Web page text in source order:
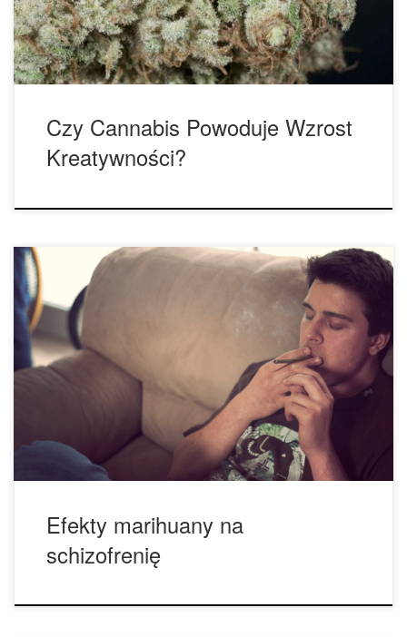
zdaniem ma miejsce, a co faktycznie się dzieje, nie do […]
Czy Cannabis Powoduje Wzrost
Kreatywności?
Termin psychoza odnosi się do szeregu objawów, które
wpływają na myśli, emocje, zachowania, powodując utratę
kontaktu z rzeczywistością. W ostatnich latach zaburzenia
psychotyczne stały się gorącym tematem rozmów w
społeczności cannabis, co z kolei wywołało wiele różnego
rodzaju dyskusji. Badanie opublikowane w marcu 2019 roku
w Lancet Psychiatry wykazało, że […]
Efekty marihuany na
schizofrenię